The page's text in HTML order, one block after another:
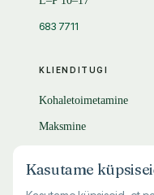
KLIENDITUGI
Kohaletoimetamine
Maksmine
KKK
683 7711
Kasutame